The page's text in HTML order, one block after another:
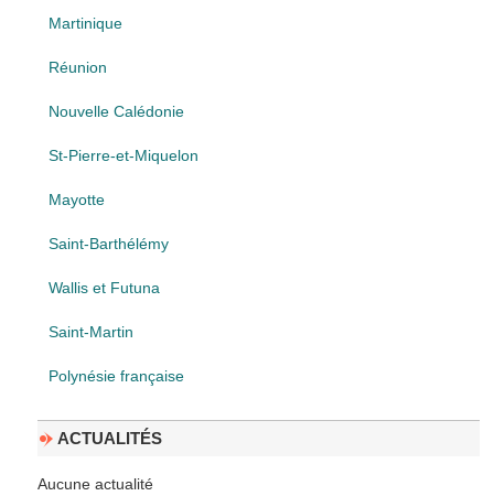
Martinique
Réunion
Nouvelle Calédonie
St-Pierre-et-Miquelon
Mayotte
Saint-Barthélémy
Wallis et Futuna
Saint-Martin
Polynésie française
ACTUALITÉS
Aucune actualité